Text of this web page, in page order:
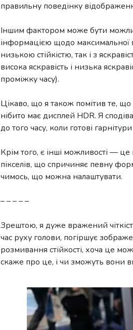
правильну поведінку
Іншим фактором може бути
інформацією щодо
низькою стійкістю, так і з
висока яскравість і низька
проміжку часу).
Цікаво, що я також помітив те,
нібито має дисплей HDR. Я
до того часу, коли готові
Крім того, є інші можливості —
пікселів, що спричиняє певну
чимось, що можна налаштувати.
– – – – –
Зрештою, я дуже вражений
час руху голови, погіршує
розмивання стійкості, хоча це
скаже про це, і чи зможуть вони